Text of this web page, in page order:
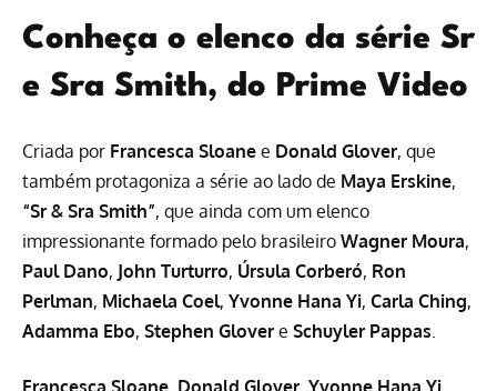
Conheça o elenco da série Sr
e Sra Smith, do Prime Video
Criada por Francesca Sloane e Donald Glover, que
também protagoniza a série ao lado de Maya Erskine,
“Sr & Sra Smith”, que ainda com um elenco
impressionante formado pelo brasileiro Wagner Moura,
Paul Dano, John Turturro, Úrsula Corberó, Ron
Perlman, Michaela Coel, Yvonne Hana Yi, Carla Ching,
Adamma Ebo, Stephen Glover e Schuyler Pappas.
Francesca Sloane Donald Glover Yvonne Hana Yi